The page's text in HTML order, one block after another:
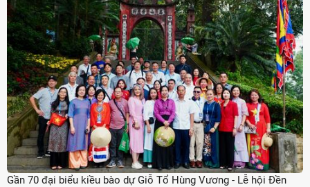
Gần 70 đại biểu kiều bào dự Giỗ Tổ Hùng Vương - Lễ hội Đền